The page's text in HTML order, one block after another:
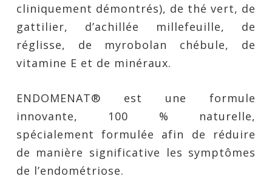
cliniquement démontrés), de thé vert, de
gattilier, d’achillée millefeuille, de
réglisse, de myrobolan chébule, de
vitamine E et de minéraux.
ENDOMENAT® est une formule
innovante, 100 % naturelle,
spécialement formulée afin de réduire
de manière significative les symptômes
de l’endométriose.